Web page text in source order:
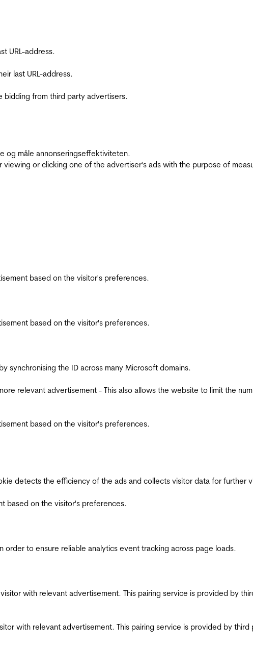
URL-address.
last URL-address.
bidding from third party advertisers.
og måle annonseringseffektiviteten.
or clicking one of the advertiser's ads with the purpose of
based on the visitor's preferences.
based on the visitor's preferences.
synchronising the ID across many Microsoft domains.
relevant advertisement - This also allows the website to limit the
based on the visitor's preferences.
detects the efficiency of the ads and collects visitor data for further
based on the visitor's preferences.
to ensure reliable analytics event tracking across page loads.
with relevant advertisement. This pairing service is provided by
with relevant advertisement. This pairing service is provided by